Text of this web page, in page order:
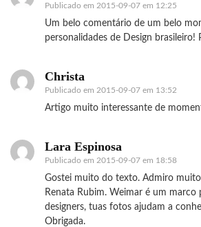
Publicado em 2015-09-07 em 12:25
Um belo comentário de um belo
personalidades de Design brasileiro!
Christa
Publicado em 2015-09-07 em 13:52
Artigo muito interessante de
Lara Espinosa
Publicado em 2015-09-07 em 18:58
Gostei muito do texto. Admiro
Renata Rubim. Weimar é um marco
designers, tuas fotos ajudam a
Obrigada.